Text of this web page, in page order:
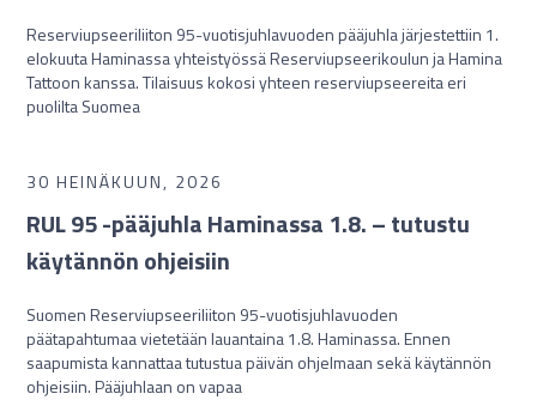
Reserviupseeriliiton 95-vuotisjuhlavuoden pääjuhla järjestettiin 1.
elokuuta Haminassa yhteistyössä Reserviupseerikoulun ja Hamina
Tattoon kanssa. Tilaisuus kokosi yhteen reserviupseereita eri
puolilta Suomea
30 HEINÄKUUN, 2026
RUL 95 -pääjuhla Haminassa 1.8. – tutustu
käytännön ohjeisiin
Suomen Reserviupseeriliiton 95-vuotisjuhlavuoden
päätapahtumaa vietetään lauantaina 1.8. Haminassa. Ennen
saapumista kannattaa tutustua päivän ohjelmaan sekä käytännön
ohjeisiin. Pääjuhlaan on vapaa